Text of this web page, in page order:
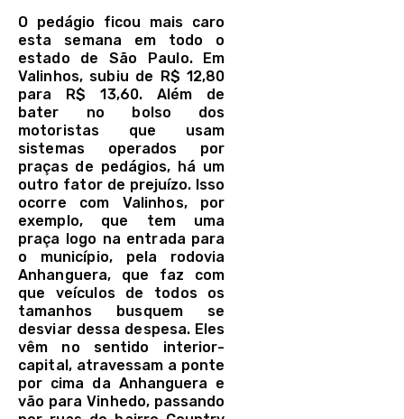
O pedágio ficou mais caro
esta semana em todo o
estado de São Paulo. Em
Valinhos, subiu de R$ 12,80
para R$ 13,60. Além de
bater no bolso dos
motoristas que usam
sistemas operados por
praças de pedágios, há um
outro fator de prejuízo. Isso
ocorre com Valinhos, por
exemplo, que tem uma
praça logo na entrada para
o município, pela rodovia
Anhanguera, que faz com
que veículos de todos os
tamanhos busquem se
desviar dessa despesa. Eles
vêm no sentido interior-
capital, atravessam a ponte
por cima da Anhanguera e
vão para Vinhedo, passando